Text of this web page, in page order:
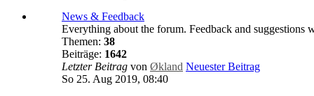
News & Feedback
Everything about the forum. Feedback and suggestions
Themen: 38
Beiträge: 1642
Letzter Beitrag von Økland Neuester Beitrag
So 25. Aug 2019, 08:40